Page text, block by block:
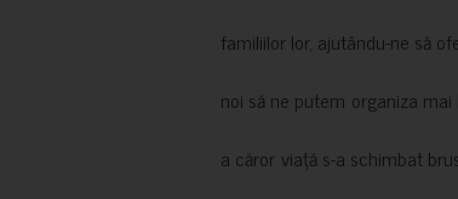
familiilor lor, ajutându-ne să
noi să ne putem organiza
a căror viață s-a schimbat